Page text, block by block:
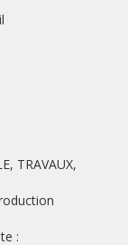
TRAVAUX,
: